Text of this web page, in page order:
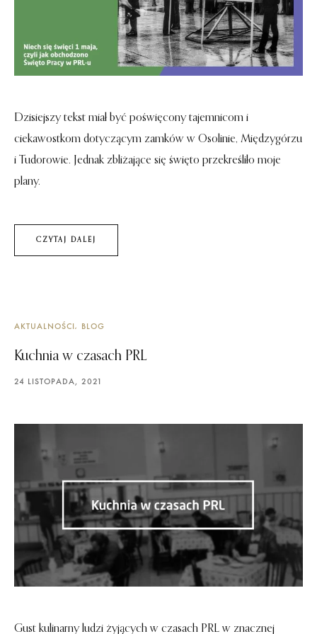
Dzisiejszy tekst miał być poświęcony tajemnicom i
ciekawostkom dotyczącym zamków w Osolinie, Międzygórzu
i Tudorowie. Jednak zbliżające się święto przekreśliło moje
plany.
CZYTAJ DALEJ
AKTUALNOŚCI BLOG
Kuchnia w czasach PRL
24 LISTOPADA, 2021
Gust kulinarny ludzi żyjących w czasach PRL w znacznej